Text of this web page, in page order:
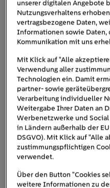
Insbesondere im Winter
unserer digitalen Angebote
Nutzungsverhaltens
vertragsbezogene Daten,
Informationen sowie Daten,
Kommunikation mit uns
Mit Klick auf "Alle
Verwendung aller
Technologien ein. Damit
partner- sowie
Verarbeitung individueller
Weitergabe Ihrer Daten an
Werbenetzwerke und
in Ländern außerhalb der
DSGVO). Mit Klick auf "Alle
zustimmungspflichtigen
verwendet.
Über den Button "Cookies
weitere Informationen zu